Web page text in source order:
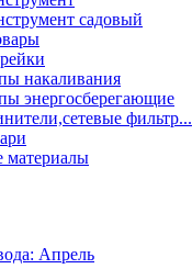
садовый
накаливания
энергосберегающие
фильтр...
материалы
Апрель